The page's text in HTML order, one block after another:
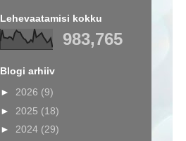
Lehevaatamisi kokku
983,765
Blogi arhiiv
► 2026 (9)
► 2025 (18)
► 2024 (29)